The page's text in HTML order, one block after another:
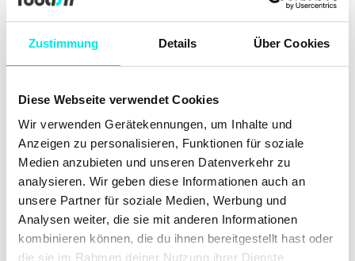
Zustimmung Details Über Cookies
Diese Webseite verwendet Cookies
Wir verwenden Gerätekennungen, um Inhalte und
Anzeigen zu personalisieren, Funktionen für soziale
Medien anzubieten und unseren Datenverkehr zu
analysieren. Wir geben diese Informationen auch an
unsere Partner für soziale Medien, Werbung und
Analysen weiter, die sie mit anderen Informationen
kombinieren können, die du ihnen bereitgestellt hast oder
die sie im Rahmen deiner Nutzung ihrer Dienste
Wir verwenden Cookies von Google Ads und anderen
Werbenetzwerken, um Ihnen auf anderen Websites
relevante Werbung anzuzeigen, basierend auf Ihrem
Wir arbeiten mit externen Dienstleistern wie Google
zusammen. Diese Drittanbieter können Cookies auf Ihrem
Gerät platzieren und Daten über Ihren Besuch auf unserer
Website sammeln.
Erfahren Sie mehr darüber, wie Google Daten verwendet:
👉https://policies.google.com/technologies/partner-sites
Mehr über den Datenschutz bei Google erfahren Sie hier:
👉https://business.safety.google/privacy/